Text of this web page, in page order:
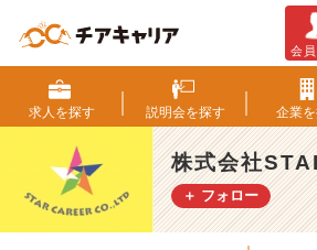
真
の
ポ
ー
ズ
に
会
求人を探す 説明会を探す 企業を
株式会社
＋ フォロー